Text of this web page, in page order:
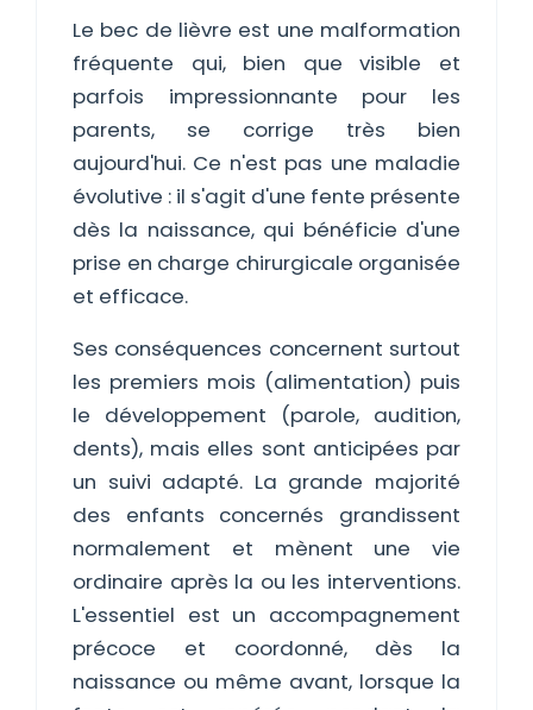
Le bec de lièvre est une malformation
fréquente qui, bien que visible et
parfois impressionnante pour les
parents, se corrige très bien
aujourd'hui. Ce n'est pas une maladie
évolutive : il s'agit d'une fente présente
dès la naissance, qui bénéficie d'une
prise en charge chirurgicale organisée
et efficace.
Ses conséquences concernent surtout
les premiers mois (alimentation) puis
le développement (parole, audition,
dents), mais elles sont anticipées par
un suivi adapté. La grande majorité
des enfants concernés grandissent
normalement et mènent une vie
ordinaire après la ou les interventions.
L'essentiel est un accompagnement
précoce et coordonné, dès la
naissance ou même avant, lorsque la